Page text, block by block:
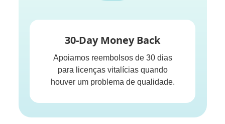
30-Day Money Back
Apoiamos reembolsos de 30 dias
para licenças vitalícias quando
houver um problema de qualidade.